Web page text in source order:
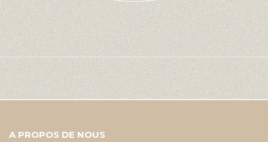
A PROPOS DE NOUS